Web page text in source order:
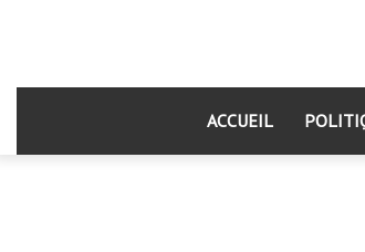
ACCUEIL